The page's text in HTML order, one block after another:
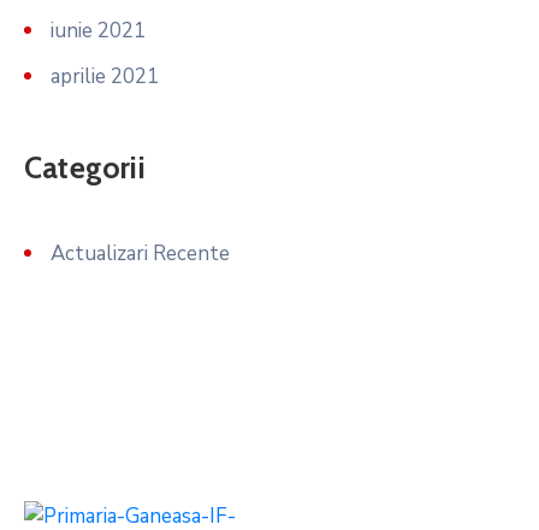
iunie 2021
aprilie 2021
Categorii
Actualizari Recente